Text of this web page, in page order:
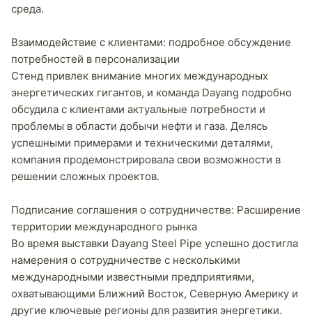
среда.
Взаимодействие с клиентами: подробное обсуждение
потребностей в персонализации
Стенд привлек внимание многих международных
энергетических гигантов, и команда Dayang подробно
обсудила с клиентами актуальные потребности и
проблемы в области добычи нефти и газа. Делясь
успешными примерами и техническими деталями,
компания продемонстрировала свои возможности в
решении сложных проектов.
Подписание соглашения о сотрудничестве: Расширение
территории международного рынка
Во время выставки Dayang Steel Pipe успешно достигла
намерения о сотрудничестве с несколькими
международными известными предприятиями,
охватывающими Ближний Восток, Северную Америку и
другие ключевые регионы для развития энергетики.